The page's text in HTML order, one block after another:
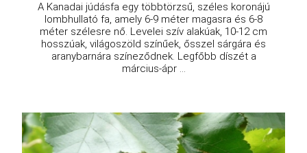
A Kanadai júdásfa egy többtörzsű, széles koronájú
lombhullató fa, amely 6-9 méter magasra és 6-8
méter szélesre nő. Levelei szív alakúak, 10-12 cm
hosszúak, világoszöld színűek, ősszel sárgára és
aranybarnára színeződnek. Legfőbb díszét a
március-ápr ...